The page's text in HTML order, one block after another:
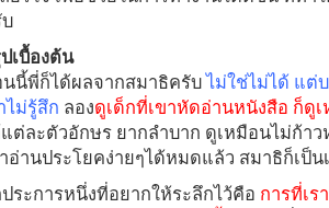
เบื้องต้น
นี้พี่ก็ได้ผลจากสมาธิครับไม่ใช่ไม่ได้ แต่
ไม่รู้สึก ลองดูเด็กที่เขาหัดอ่านหนังสือ ก็ดู
ต่ละตัวอักษร ยากลำบาก ดูเหมือนไม่ก้า
อ่านประโยคง่ายๆได้หมดแล้ว สมาธิก็เป็น
ระการหนึ่งที่อยากให้ระลึกไว้คือ การที่เร